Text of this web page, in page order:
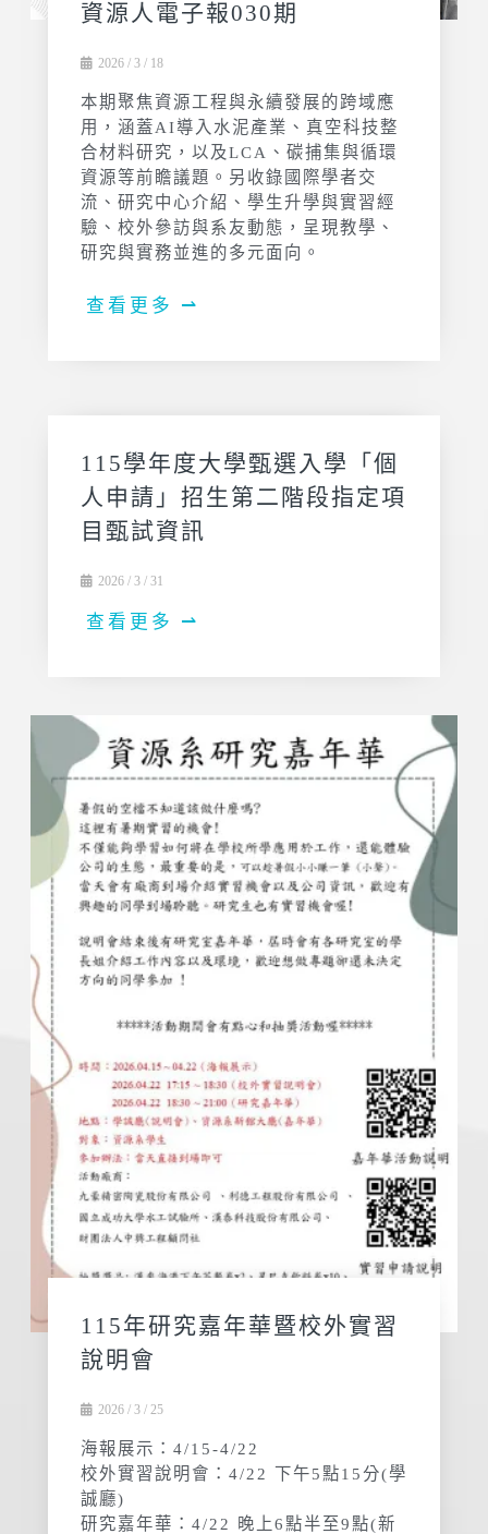
資源人電子報030期
2026 / 3 / 18
本期聚焦資源工程與永續發展的跨域應
用，涵蓋AI導入水泥產業、真空科技整
合材料研究，以及LCA、碳捕集與循環
資源等前瞻議題。另收錄國際學者交
流、研究中心介紹、學生升學與實習經
驗、校外參訪與系友動態，呈現教學、
研究與實務並進的多元面向。
查看更多 ⇀
115學年度大學甄選入學「個
人申請」招生第二階段指定項
目甄試資訊
2026 / 3 / 31
查看更多 ⇀
115年研究嘉年華暨校外實習
說明會
2026 / 3 / 25
海報展示：4/15-4/22
校外實習說明會：4/22 下午5點15分(學
誠廳)
研究嘉年華：4/22 晚上6點半至9點(新